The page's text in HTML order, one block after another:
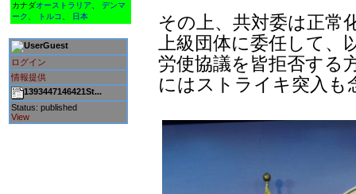
カナダオーストラリア
デンマ
ーク
トルコ 日本
Guest
ログイン
情報提供
1393447146421St...
Status: published
View
その上、共対委は正常
上級団体に委任して
労使協議を皆拒否する
にはストライキ突入も